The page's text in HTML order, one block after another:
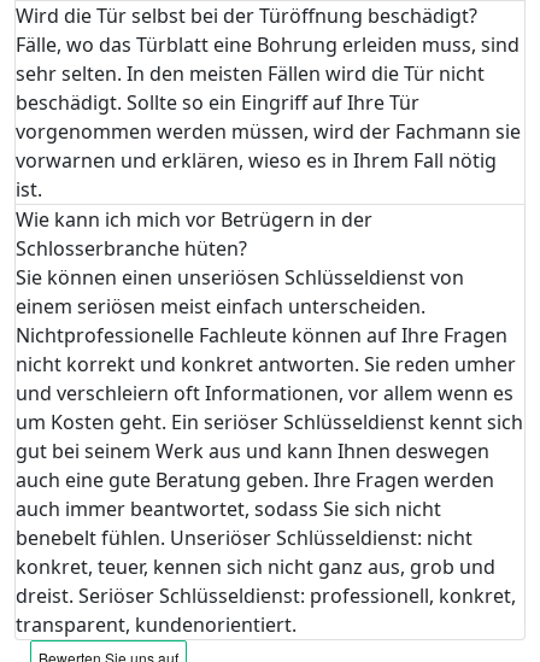
Wird die Tür selbst bei der Türöffnung beschädigt?
Fälle, wo das Türblatt eine Bohrung erleiden muss, sind
sehr selten. In den meisten Fällen wird die Tür nicht
beschädigt. Sollte so ein Eingriff auf Ihre Tür
vorgenommen werden müssen, wird der Fachmann sie
vorwarnen und erklären, wieso es in Ihrem Fall nötig
ist.
Wie kann ich mich vor Betrügern in der
Schlosserbranche hüten?
Sie können einen unseriösen Schlüsseldienst von
einem seriösen meist einfach unterscheiden.
Nichtprofessionelle Fachleute können auf Ihre Fragen
nicht korrekt und konkret antworten. Sie reden umher
und verschleiern oft Informationen, vor allem wenn es
um Kosten geht. Ein seriöser Schlüsseldienst kennt sich
gut bei seinem Werk aus und kann Ihnen deswegen
auch eine gute Beratung geben. Ihre Fragen werden
auch immer beantwortet, sodass Sie sich nicht
benebelt fühlen. Unseriöser Schlüsseldienst: nicht
konkret, teuer, kennen sich nicht ganz aus, grob und
dreist. Seriöser Schlüsseldienst: professionell, konkret,
transparent, kundenorientiert.